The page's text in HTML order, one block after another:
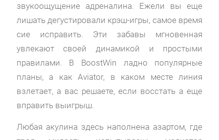
звукоощущение адреналина. Ежели вы еще
лишать дегустировали крэш-игры, самое время
сие исправить. Эти забавы мгновенная
увлекают своей динамикой и простыми
правилами. В BoostWin ладно популярные
планы, а как Aviator, в каком месте линия
взлетает, а вас решаете, если восстать а еще
вправить выигрыш.
Любая акулина здесь наполнена азартом, где